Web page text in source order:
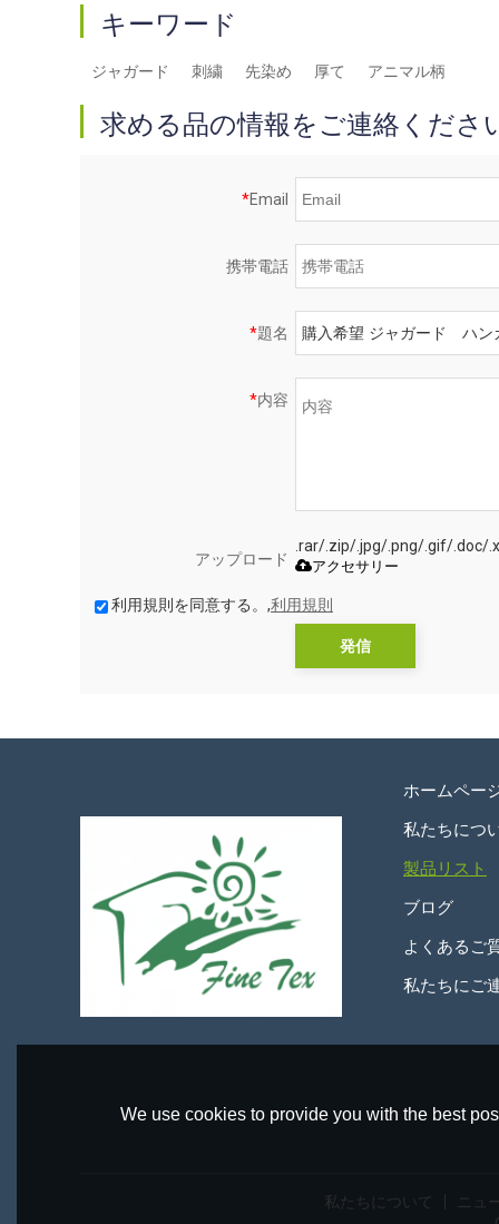
キーワード
ジャガード 刺繍 先染め 厚て アニマル柄
求める品の情報をご連絡くださ
*Email
携帯電話
*題名
*内容
アップロード
.rar/.zip/.jpg/.png/.gif/.doc/
アクセサリー
利用規則を同意する。,利用規則
発信
ホームペー
私たちにつ
製品リスト
ブログ
よくあるご
私たちにご
私たちについて
ニュ
We use cookies to provide you with the best